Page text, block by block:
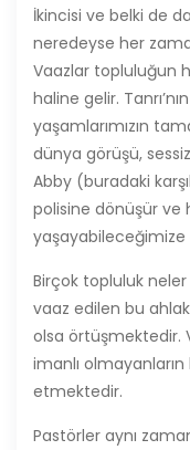
İkincisi ve belki de
neredeyse her
Vaazlar topluluğun
haline gelir.
yaşamlarımızın
dünya görüşü,
Abby (buradaki
polisine dönüşür ve
yaşayabileceğimize
Birçok topluluk
vaaz edilen bu
olsa örtüşmektedir.
imanlı
etmektedir.
Pastörler aynı